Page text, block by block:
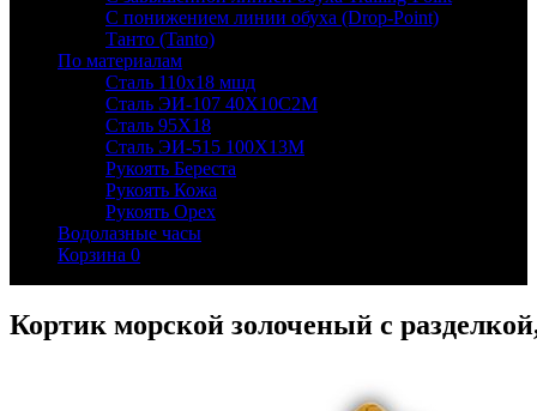
С понижением линии обуха (Drop-Point)
Танто (Tanto)
По материалам
Сталь 110х18 мшд
Сталь ЭИ-107 40Х10С2М
Сталь 95Х18
Сталь ЭИ-515 100Х13М
Рукоять Береста
Рукоять Кожа
Рукоять Орех
Водолазные часы
Корзина 0
Кортик морской золоченый с